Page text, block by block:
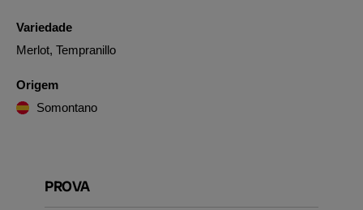
Variedade
Merlot, Tempranillo
Origem
Somontano
PROVA